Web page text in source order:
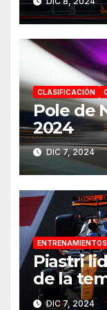
CLASIFICACIÓN
Pole de
2024
DIC 7, 2024
Piastri
de la
Dhabi
DIC 7, 2024